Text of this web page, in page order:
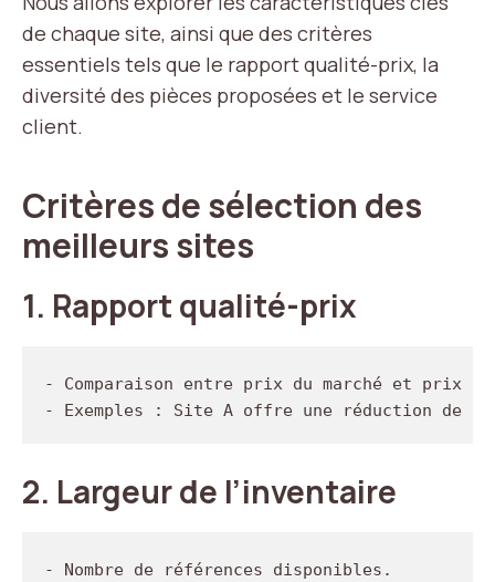
de chaque site, ainsi que des critères
essentiels tels que le rapport qualité-prix, la
diversité des pièces proposées et le service
client.
Critères de sélection des
meilleurs sites
1. Rapport qualité-prix
- Comparaison entre prix du marché et prix
2. Largeur de l’inventaire
- Nombre de références disponibles.